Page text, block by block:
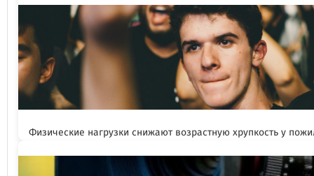
Физические нагрузки снижают возрастную хрупкость у